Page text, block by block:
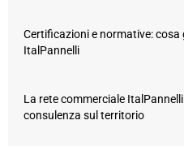
Certificazioni e normative:
ItalPannelli
La rete commerciale
consulenza sul territorio